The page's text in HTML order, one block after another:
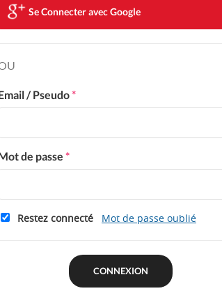
Se Connecter avec Google
/ Pseudo*
de passe *
Restez connecté Mot de passe oublié